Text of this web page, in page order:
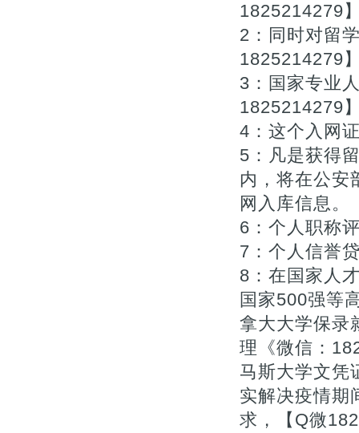
1825214279
2：同时对留
1825214279
3：国家专业
1825214279
4：这个入网
5：凡是获得
内，将在公安
网入库信息。
6：个人职称
7：个人信誉
8：在国家人
国家500强等
拿大大学保录
理《微信：
马斯大学文凭
实解决疫情期
求，【Q微